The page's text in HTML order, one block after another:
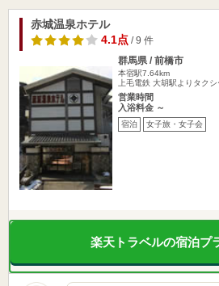
赤城温泉ホテル
4.1点/ 9 件
群馬県 / 前橋市
本宿駅7.64km
上毛電鉄 大胡駅よりタク
営業時間
入浴料金 ～
宿泊 女子旅・女子会
楽天トラベルの宿泊プ